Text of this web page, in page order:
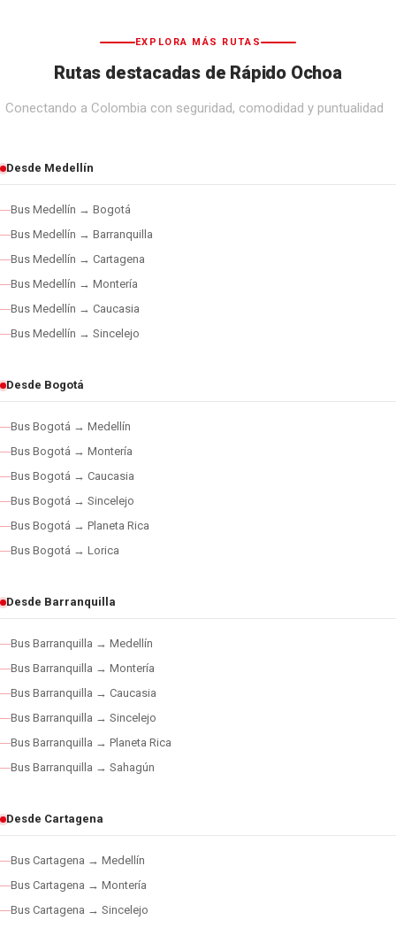
EXPLORA MÁS RUTAS
Rutas destacadas de Rápido Ochoa
Conectando a Colombia con seguridad, comodidad y puntualidad
Desde Medellín
Bus Medellín → Bogotá
Bus Medellín → Barranquilla
Bus Medellín → Cartagena
Bus Medellín → Montería
Bus Medellín → Caucasia
Bus Medellín → Sincelejo
Desde Bogotá
Bus Bogotá → Medellín
Bus Bogotá → Montería
Bus Bogotá → Caucasia
Bus Bogotá → Sincelejo
Bus Bogotá → Planeta Rica
Bus Bogotá → Lorica
Desde Barranquilla
Bus Barranquilla → Medellín
Bus Barranquilla → Montería
Bus Barranquilla → Caucasia
Bus Barranquilla → Sincelejo
Bus Barranquilla → Planeta Rica
Bus Barranquilla → Sahagún
Desde Cartagena
Bus Cartagena → Medellín
Bus Cartagena → Montería
Bus Cartagena → Sincelejo